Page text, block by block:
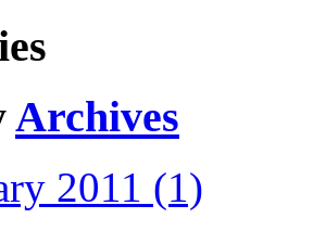
Archives
2011 (1)